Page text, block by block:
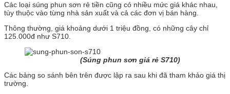
Các loại súng phun sơn rẻ tiền cũng có nhiều mức giá khác nhau,
tùy thuộc vào từng nhà sản xuất và cả các đơn vị bán hàng.
Thông thường, giá khoảng dưới 1 triệu đồng, có những cây chỉ
125.000đ như S710.
(Súng phun sơn giá rẻ S710)
Các bảng so sánh bên trên được lập ra sau khi đã tham khảo giá thị
trường.